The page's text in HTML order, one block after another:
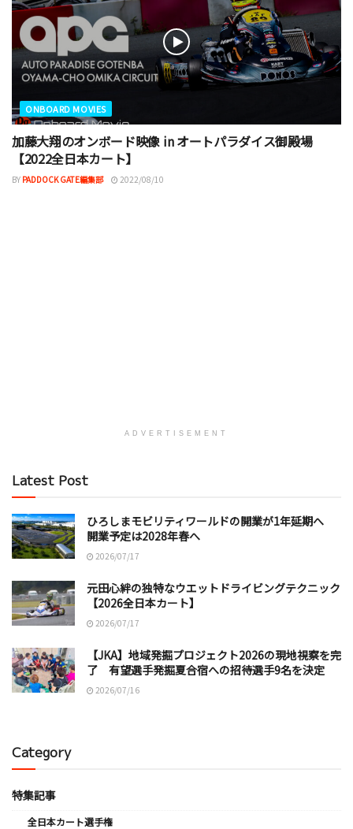
ONBOARD MOVIES
加藤大翔のオンボード映像 in オートパラダイス御殿場
【2022全日本カート】
BY PADDOCK GATE編集部 2022/08/10
ADVERTISEMENT
Latest Post
ひろしまモビリティワールドの開業が1年延期へ
開業予定は2028年春へ
2026/07/17
元田心絆の独特なウエットドライビングテクニック
【2026全日本カート】
2026/07/17
【JKA】地域発掘プロジェクト2026の現地視察を完
了 有望選手発掘夏合宿への招待選手9名を決定
2026/07/16
Category
特集記事
全日本カート選手権